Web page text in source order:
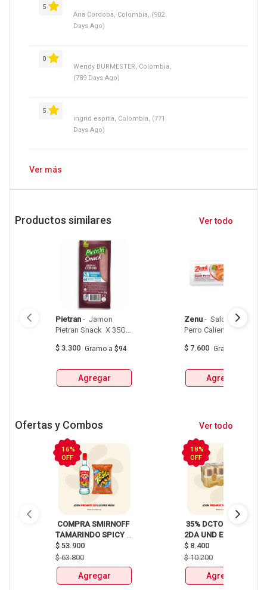
5
Ana Cordoba, Colombia, (902
Days Ago)
0
Wendy BURMESTER, Colombia,
(789 Days Ago)
5
ingrid espitia, Colombia, (771
Days Ago)
Ver más
Productos similares Ver todo
Pietran - Jamon
Pietran Snack  X 35Gr
$ 3.300 Gramo a $94
Agregar
Zenu - Salchicha
Perro Caliente Zenu
$ 7.600 Gramo
Agregar
Ofertas y Combos Ver todo
16%
OFF
COMPRA SMIRNOFF
TAMARINDO SPICY
X750ml Y LLEVATE
DETODITO 165GR o
150GR
$ 53.900
$63.800
Agregar
18%
OFF
35% DCTO EN LA
2DA UND EN
CERVEZA CLUB
COLOMBIA LATA
X330ml
$ 8.400
$10.200
Agregar